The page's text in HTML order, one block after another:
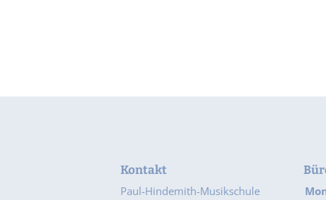
Kontakt
Paul-Hindemith-Musikschule